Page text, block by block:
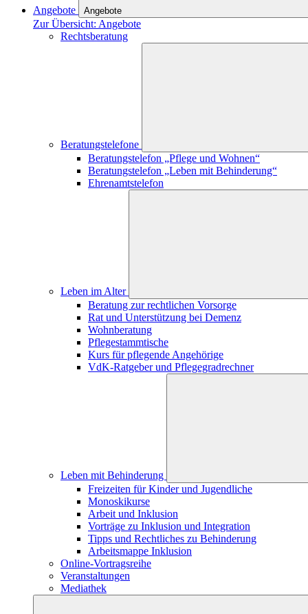
Angebote Angebote
Zur Übersicht: Angebote
Rechtsberatung
Beratungstelefone
Beratungstelefon „Pflege und Wohnen“
Beratungstelefon „Leben mit Behinderung“
Ehrenamtstelefon
Leben im Alter
Beratung zur rechtlichen Vorsorge
Rat und Unterstützung bei Demenz
Wohnberatung
Pflegestammtische
Kurs für pflegende Angehörige
VdK-Ratgeber und Pflegegradrechner
Leben mit Behinderung
Freizeiten für Kinder und Jugendliche
Monoskikurse
Arbeit und Inklusion
Vorträge zu Inklusion und Integration
Tipps und Rechtliches zu Behinderung
Arbeitsmappe Inklusion
Online-Vortragsreihe
Veranstaltungen
Mediathek